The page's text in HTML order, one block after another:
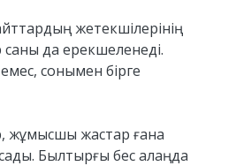
жетекшілерінің
саны да ерекшеленеді.
сонымен бірге
жұмысшы жастар ғана
Былтырғы бес алаңда